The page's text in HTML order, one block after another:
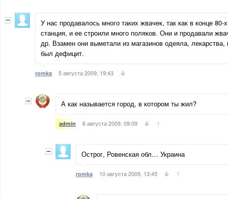
У нас продавалось много таких жвачек, так как в конце 80-
станция, и ее строили много поляков. Они и продавали
др. Взамен они выметали из магазинов одеяла, лекарства,
был дефицит.
romka 5 августа 2009, 19:43
А как называется город, в котором ты жил?
admin 6 августа 2009, 09:09 ↑
Острог, Ровенская обл… Украина
romka 10 августа 2009, 13:45 ↑